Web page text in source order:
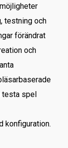
testning och
förändrat
och
testa spel
konfiguration.